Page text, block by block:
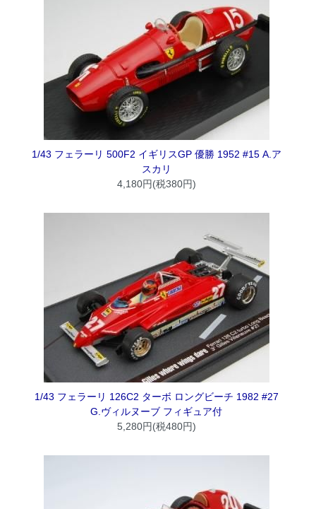
1/43 フェラーリ 500F2 イギリスGP 優勝 1952 #15 A.ア
スカリ
4,180円(税380円)
1/43 フェラーリ 126C2 ターボ ロングビーチ 1982 #27
G.ヴィルヌーブ フィギュア付
5,280円(税480円)